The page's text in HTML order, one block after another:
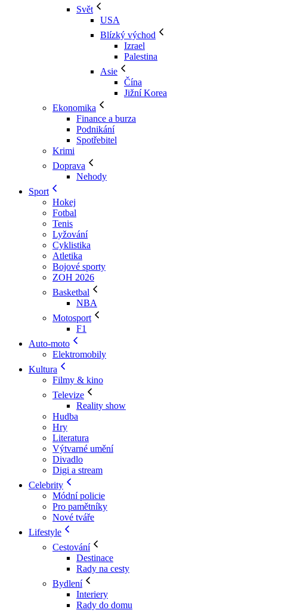
Svět
USA
Blízký východ
Izrael
Palestina
Asie
Čína
Jižní Korea
Ekonomika
Finance a burza
Podnikání
Spotřebitel
Krimi
Doprava
Nehody
Sport
Hokej
Fotbal
Tenis
Lyžování
Cyklistika
Atletika
Bojové sporty
ZOH 2026
Basketbal
NBA
Motosport
F1
Auto-moto
Elektromobily
Kultura
Filmy & kino
Televize
Reality show
Hudba
Hry
Literatura
Výtvarné umění
Divadlo
Digi a stream
Celebrity
Módní policie
Pro pamětníky
Nové tváře
Lifestyle
Cestování
Destinace
Rady na cesty
Bydlení
Interiery
Rady do domu